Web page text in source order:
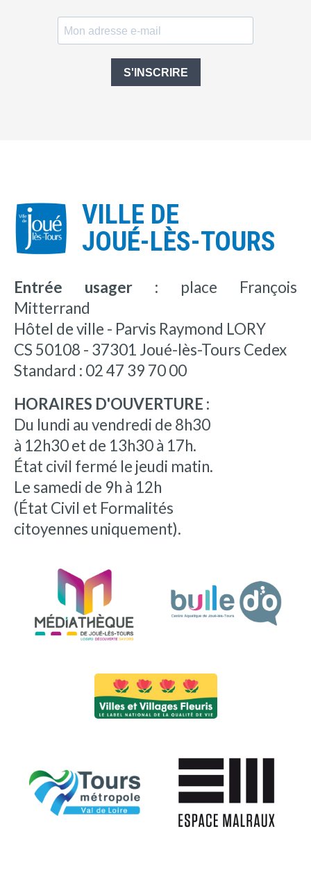
S'INSCRIRE
VILLE DE
JOUÉ-LÈS-TOURS
Entrée usager : place François
Mitterrand
Hôtel de ville - Parvis Raymond LORY
CS 50108 - 37301 Joué-lès-Tours Cedex
Standard : 02 47 39 70 00
HORAIRES D'OUVERTURE :
Du lundi au vendredi de 8h30
à 12h30 et de 13h30 à 17h.
État civil fermé le jeudi matin.
Le samedi de 9h à 12h
(État Civil et Formalités
citoyennes uniquement).